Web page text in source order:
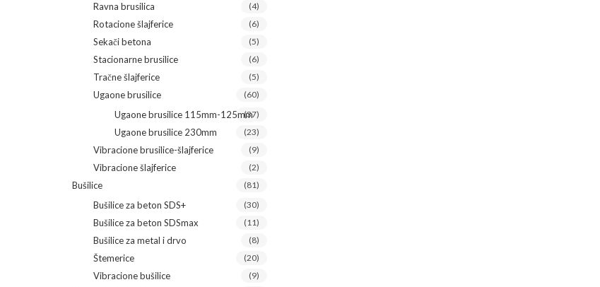
Ravna brusilica (4)
Rotacione šlajferice (6)
Sekači betona (5)
Stacionarne brusilice (6)
Tračne šlajferice (5)
Ugaone brusilice (60)
Ugaone brusilice 115mm-125mm
(37)
Ugaone brusilice 230mm (23)
Vibracione brusilice-šlajferice (9)
Vibracione šlajferice (2)
Bušilice (81)
Bušilice za beton SDS+ (30)
Bušilice za beton SDSmax (11)
Bušilice za metal i drvo (8)
Štemerice (20)
Vibracione bušilice (9)